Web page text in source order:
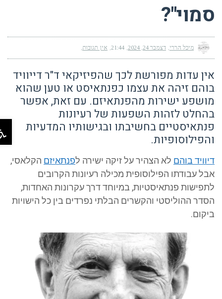
סמוי"?
מיכל הררי דצמבר 24, 2024 21:44 אין תגובות
אין עדות מפורשת לכך שהפיזיקאי ד"ר דייוויד
בוהם זיהה את עצמו כפנתאיסט או טען שהוא
מושפע ישירות מהפנתאיזם. עם זאת, אפשר
בהחלט לזהות השפעות של רעיונות
פנתאיסטיים בחשיבתו ובגישותיו המדעיות
והפילוסופיות.
דיוויד בוהםלא הצהיר על זיקה ישירה ל פנתאיזםהקלאסי,
אבל עבודתו הפילוסופית מכילה רעיונות הקרובים
לתפישות פנתאיסטיות, במיוחד דרך עקרונות האחדות,
הסדר ההוליסטי והקשרים הבלתי נפרדים בין כל הישויות
ביקום.